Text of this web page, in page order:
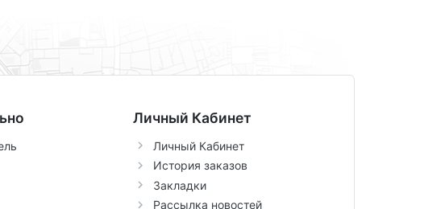
Личный Кабинет
Личный Кабинет
История заказов
Закладки
Рассылка новостей